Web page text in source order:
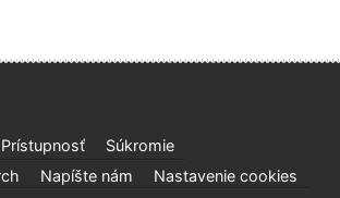
Prístupnosť
Súkromie
Napíšte nám Nastavenie cookies